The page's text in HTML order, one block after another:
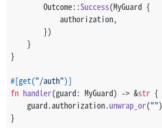
        Outcome::
Success(MyGuard {
            authorization,
        })
    }
}
#[get("/auth")]
fn handler(guard: MyGuard) -> &str {
    guard.authorization.
unwrap_or("")
}